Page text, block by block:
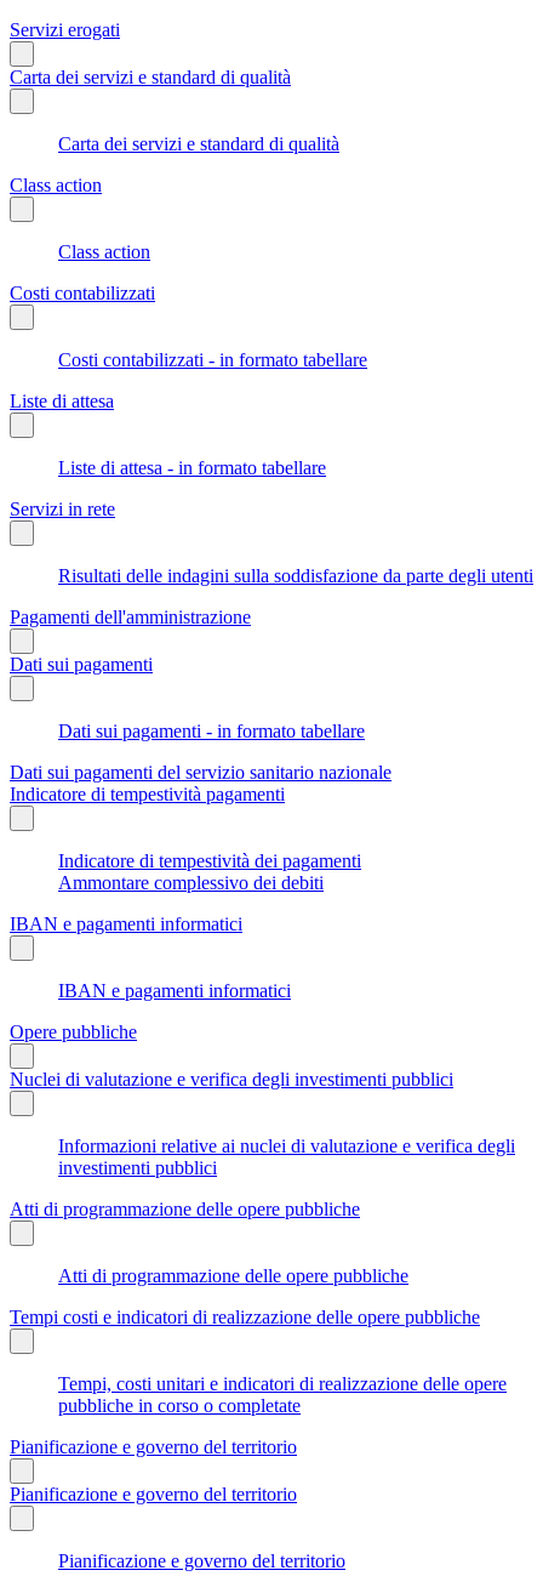
Servizi erogati
Carta dei servizi e standard di qualità
Carta dei servizi e standard di qualità
Class action
Class action
Costi contabilizzati
Costi contabilizzati - in formato tabellare
Liste di attesa
Liste di attesa - in formato tabellare
Servizi in rete
Risultati delle indagini sulla soddisfazione da parte degli utenti
Pagamenti dell'amministrazione
Dati sui pagamenti
Dati sui pagamenti - in formato tabellare
Dati sui pagamenti del servizio sanitario nazionale
Indicatore di tempestività pagamenti
Indicatore di tempestività dei pagamenti
Ammontare complessivo dei debiti
IBAN e pagamenti informatici
IBAN e pagamenti informatici
Opere pubbliche
Nuclei di valutazione e verifica degli investimenti pubblici
Informazioni relative ai nuclei di valutazione e verifica degli
investimenti pubblici
Atti di programmazione delle opere pubbliche
Atti di programmazione delle opere pubbliche
Tempi costi e indicatori di realizzazione delle opere pubbliche
Tempi, costi unitari e indicatori di realizzazione delle opere
pubbliche in corso o completate
Pianificazione e governo del territorio
Pianificazione e governo del territorio
Pianificazione e governo del territorio